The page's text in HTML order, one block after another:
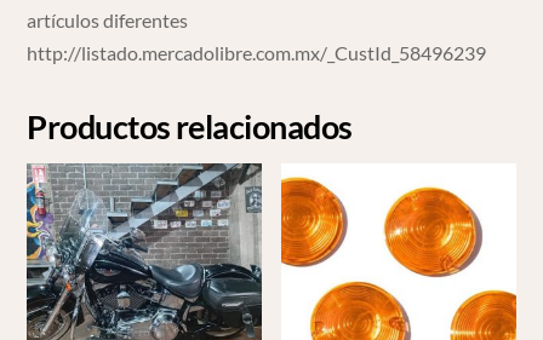
artículos diferentes
http://listado.mercadolibre.com.mx/_CustId_58496239
Productos relacionados